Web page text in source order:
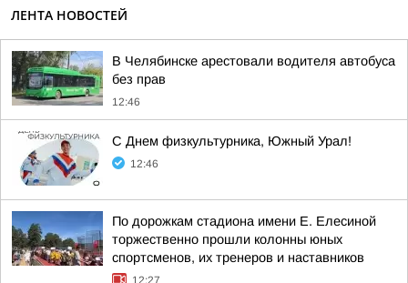
ЛЕНТА НОВОСТЕЙ
В Челябинске арестовали водителя автобуса
без прав
12:46
С Днем физкультурника, Южный Урал!
12:46
По дорожкам стадиона имени Е. Елесиной
торжественно прошли колонны юных
спортсменов, их тренеров и наставников
12:27